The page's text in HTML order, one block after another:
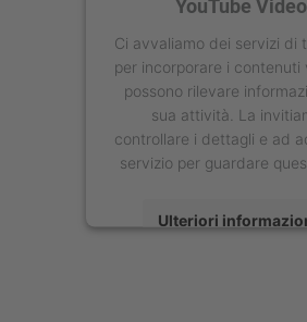
YouTube
Ci avvaliamo dei servizi di
per incorporare i contenuti
possono rilevare
sua attività. La
controllare i dettagli e ad
servizio per guardare
Ulteriori